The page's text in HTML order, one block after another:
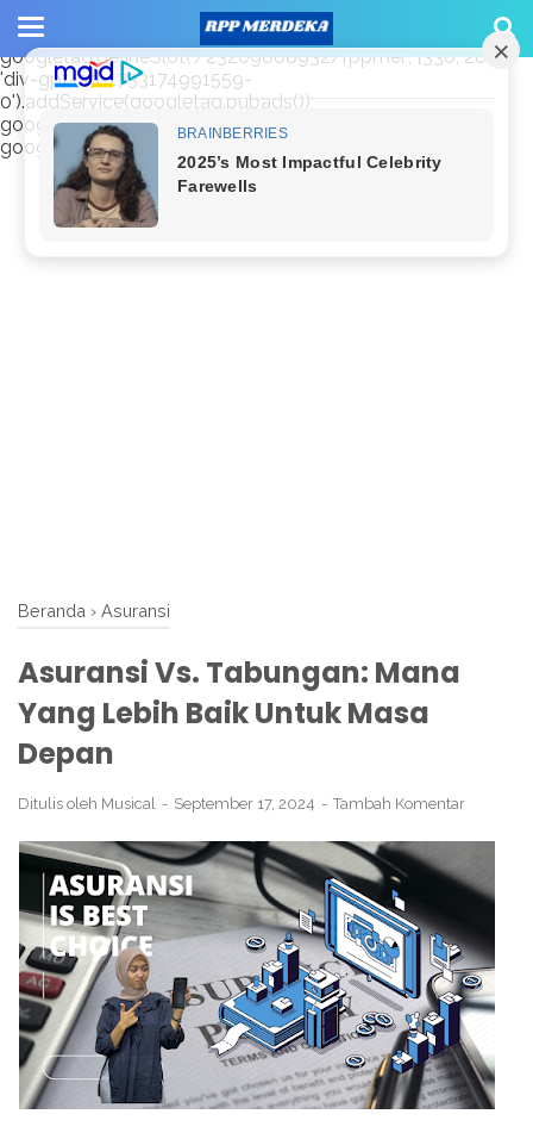
window.googletag = window.googletag || {cmd: []};
googletag.cmd.push(function() {
googletag.defineSlot('/23209888932/rppmer', [336, 280],
'div-gpt-ad-1733174991559-
0').addService(googletag.pubads());
googletag.pubads().enableSingleRequest();
googletag.enableServices(); });
Beranda › Asuransi
Asuransi Vs. Tabungan: Mana
Yang Lebih Baik Untuk Masa
Depan
Ditulis oleh Musical September 17, 2024 Tambah Komentar